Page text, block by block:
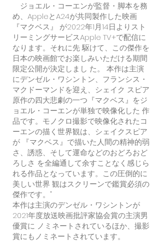
ジョエル・コーエンが監督・脚本を務
め、AppleとA24が共同製作した映画
『マクベス』 が2022年1月14日よりスト
リーミングサービスApple TV+で配信に
なります。それに先 駆けて、この傑作を
日本の映画館でお楽しみいただける期間
限定公開が決定しまし た。 本作は主演
にデンゼル・ワシントン、フランシス・
マクドーマンドを迎え、シェイク スピア
原作の四大悲劇の一つ『マクベス』をジ
ョエル・コーエンが単独で映像化した 作
品です。モノクロ撮影で映像化されたコ
ーエンの描く世界観は、シェイクスピア
が 『マクベス』で描いた人間の精神的弱
さ、誘惑、そして運命などのおどろおど
ろしさ を全編通して余すことなく感じら
れる作品となっています。この圧倒的に
美しい世界 観はスクリーンで鑑賞必須の
傑作です。"
本作は主演のデンゼル・ワシントンが
2021年度放送映画批評家協会賞の主演男
優賞に ノミネートされているほか、撮影
賞にもノミネートされています。